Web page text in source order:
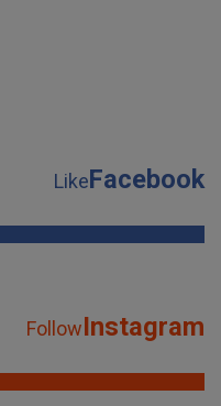
LikeFacebook
FollowInstagram